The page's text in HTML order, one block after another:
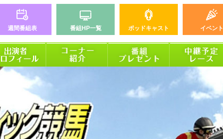
週間番組表 番組HP一覧 ポッドキャスト イベント